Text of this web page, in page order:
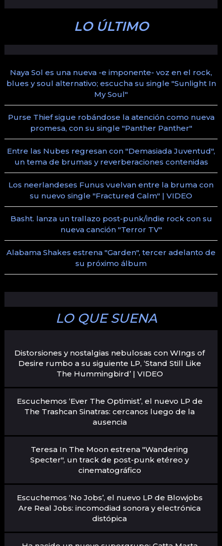
LO ÚLTIMO
Naya Sol es una nueva -e imponente- voz en el rock,
blues y soul alternativo; escucha su single "Sunlight In
My Soul"
Purse Thief sigue robándose la atención como nueva
promesa, con su single "Panther Panther"
Entre las Nubes regresan con "Demasiada Juventud",
un tema de brumas y reverberaciones contenidas
Los neerlandeses Funus vuelvan entre la bruma con
su nuevo single "Fractured Calm" | VIDEO
Basht. lanza un trallazo post-punk/indie rock con su
nueva canción "Terror TV"
Alabama Shakes estrena "Garden", tercer adelanto de
su próximo álbum
LO QUE SUENA
Distorsiones y nostalgias nebulosas con WIngs of
Desire rumbo a su siguiente LP, ‘Stand Still Like
The Hummingbird’ | VIDEO
Escuchemos ‘Ever The Optimist’, el nuevo LP de
The Trashcan Sinatras: cercanos luego de la
ausencia
Teresa In The Moon estrena "Wandering
Specter", un track de post-punk etéreo y
cinematográfico
Escuchemos ‘No Jobs’, el nuevo LP de Blowjobs
Are Real Jobs: incomodiad sonora y electrónica
distópica